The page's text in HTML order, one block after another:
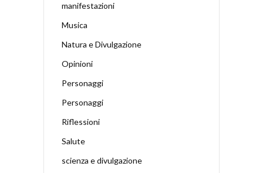
manifestazioni
Musica
Natura e Divulgazione
Opinioni
Personaggi
Personaggi
Riflessioni
Salute
scienza e divulgazione